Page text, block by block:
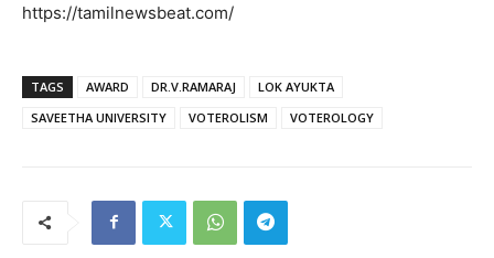
https://tamilnewsbeat.com/
TAGS AWARD DR.V.RAMARAJ
LOK AYUKTA
SAVEETHA UNIVERSITY
VOTEROLISM VOTEROLOGY